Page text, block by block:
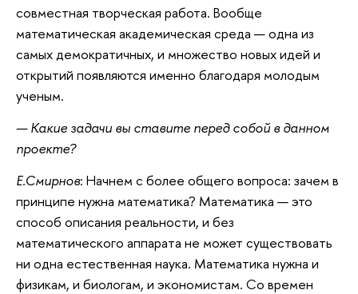
совместная творческая работа. Вообще
математическая академическая среда — одна из
самых демократичных, и множество новых идей и
открытий появляются именно благодаря молодым
ученым.
— Какие задачи вы ставите перед собой в данном
проекте?
Е.Смирнов: Начнем с более общего вопроса: зачем в
принципе нужна математика? Математика — это
способ описания реальности, и без
математического аппарата не может существовать
ни одна естественная наука. Математика нужна и
физикам, и биологам, и экономистам. Со времен